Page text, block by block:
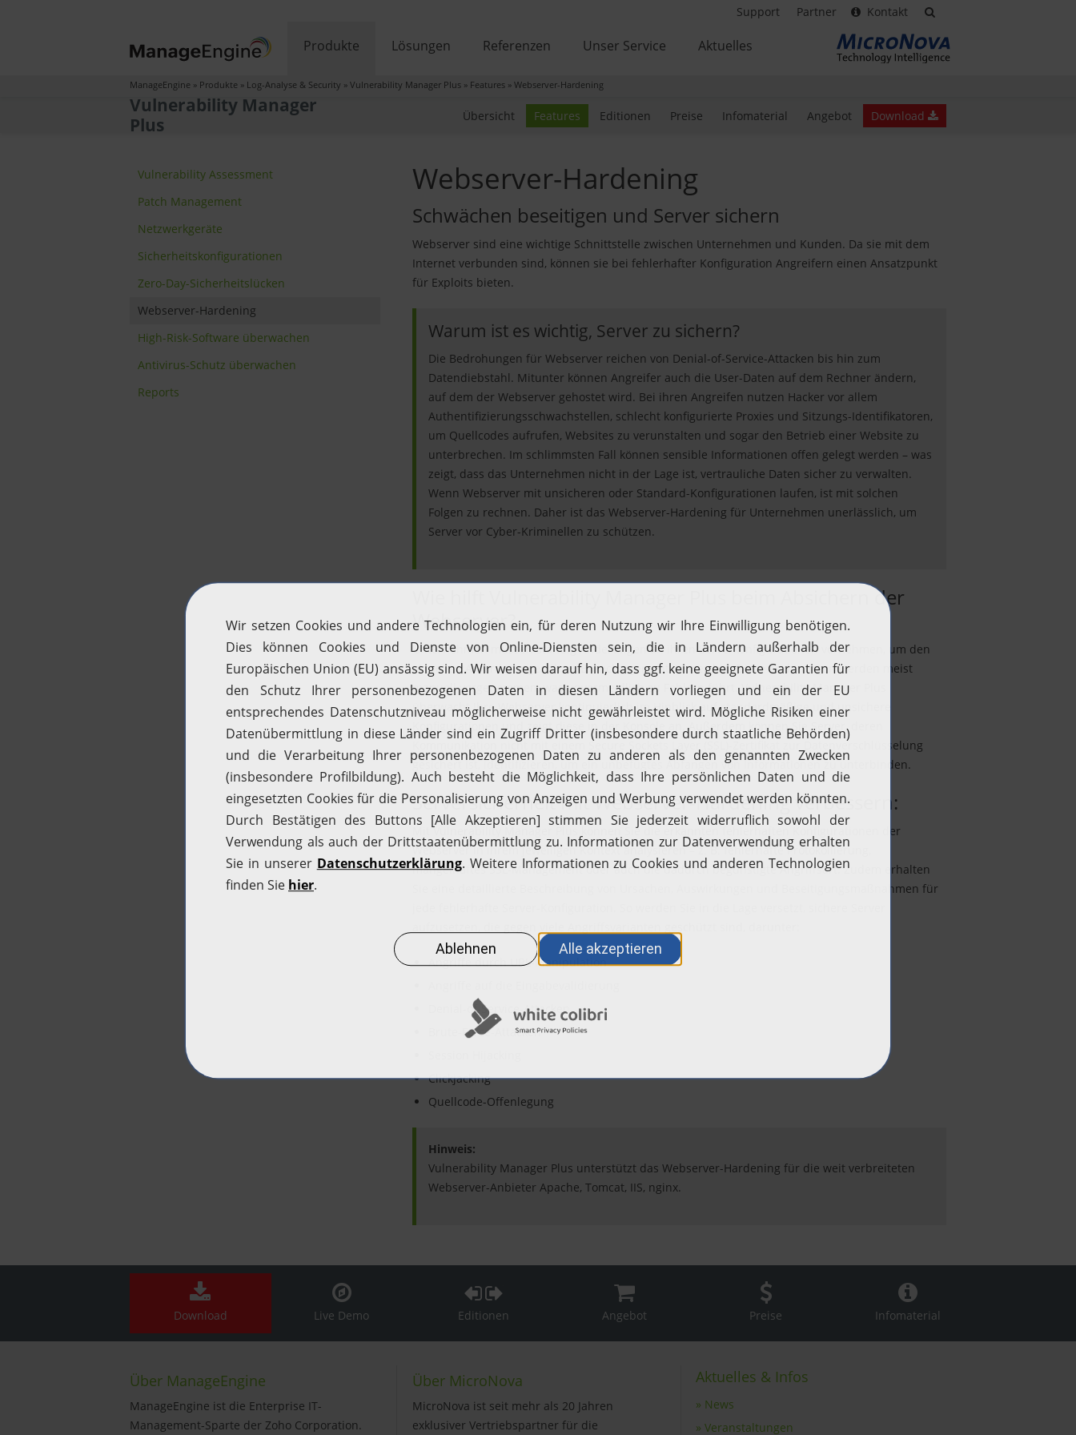
Support Partner Kontakt
Produkte Lösungen Referenzen Unser Service Aktuelles
ManageEngine » Produkte » Log-Analyse & Security » Vulnerability Manager Plus » Features » Webserver-Hardening
Vulnerability Manager
Plus
Übersicht Features Editionen Preise Infomaterial Angebot Download
Vulnerability Assessment
Patch Management
Netzwerkgeräte
Sicherheitskonfigurationen
Zero-Day-Sicherheitslücken
Webserver-Hardening
High-Risk-Software überwachen
Antivirus-Schutz überwachen
Reports
Webserver-Hardening
Schwächen beseitigen und Server sichern
Webserver sind eine wichtige Schnittstelle zwischen Unternehmen und Kunden. Da sie mit dem
Internet verbunden sind, können sie bei fehlerhafter Konfiguration Angreifern einen Ansatzpunkt
für Exploits bieten.
Warum ist es wichtig, Server zu sichern?
Die Bedrohungen für Webserver reichen von Denial-of-Service-Attacken bis hin zum
Datendiebstahl. Mitunter können Angreifer auch die User-Daten auf dem Rechner ändern,
auf dem der Webserver gehostet wird. Bei ihren Angreifen nutzen Hacker vor allem
Authentifizierungsschwachstellen, schlecht konfigurierte Proxies und Sitzungs-Identifikatoren,
um Quellcodes aufrufen, Websites zu verunstalten und sogar den Betrieb einer Website zu
unterbrechen. Im schlimmsten Fall können sensible Informationen offen gelegt werden – was
zeigt, dass das Unternehmen nicht in der Lage ist, vertrauliche Daten sicher zu verwalten.
Wenn Webserver mit unsicheren oder Standard-Konfigurationen laufen, ist mit solchen
Folgen zu rechnen. Daher ist das Webserver-Hardening für Unternehmen unerlässlich, um
Server vor Cyber-Kriminellen zu schützen.
Wie hilft Vulnerability Manager Plus beim Absichern der
Webserver?
Unternehmen müssen ständig Änderungen an ihren Serverkonfigurationen vornehmen, um den
aktuellen Anforderungen ihrer Branche gerecht zu werden. Diese Änderungen werden meist
manuell vorgenommen, was unvermeidlich zu Fehlern führt. Vulnerability Manager Plus
überwacht Ihre Webserver kontinuierlich im Hinblick auf standardmäßige und unsichere
Konfigurationen und zeigt diese in der Konsole an. Außerdem können Sie Server, deren
Kommunikation nicht mit einem Secure Sockets Layer (SSL)-Zertifikat zur Datenverschlüsselung
gesichert ist, identifizieren, um ein unbefugtes Abfangen von Informationen zu unterbinden.
Serversicherheit mit Webserver-Hardening verbessern:
Mit Vulnerability Manager Plus können Sie die erkannten fehlerhaften Konfigurationen der
Webserver in ihrem jeweiligen Kontext analysieren – z. B. fehlerhafte Protokollierung,
mangelhaftes SSL-Management oder auch die dadurch begünstigte Angriffsart. Zudem erhalten
Sie eine detaillierte Beschreibung von Ursachen, Auswirkungen und Beseitigungsmaßnahmen für
Angriffe durch URL-Manipulation
Denial-of-Service-Attacken
Brute-Force-Attacken
Clickjacking
Quellcode-Offenlegung
Hinweis:
Vulnerability Manager Plus unterstützt das Webserver-Hardening für die weit verbreiteten
Webserver-Anbieter Apache, Tomcat, IIS, nginx.
Download Live Demo Editionen Angebot Preise Infomaterial
Über ManageEngine
ManageEngine ist die Enterprise IT-
Management-Sparte der Zoho Corporation.
Über MicroNova
MicroNova ist seit mehr als 20 Jahren
exklusiver Vertriebspartner für die
Aktuelles & Infos
» News
» Veranstaltungen